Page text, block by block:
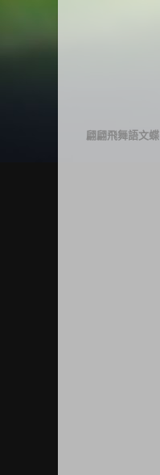
翩翩飛舞語文蝶